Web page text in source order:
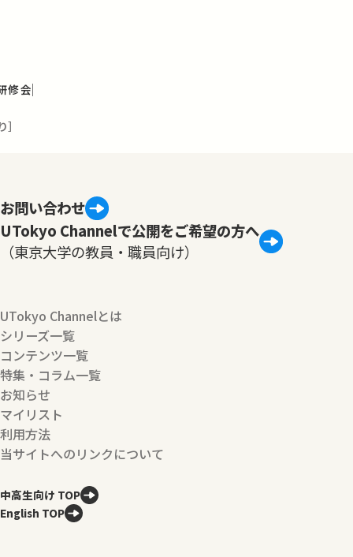
修会
お問い合わせ
UTokyo Channelで公開をご希望の方へ
（東京大学の教員・職員向け）
UTokyo Channelとは
シリーズ一覧
コンテンツ一覧
特集・コラム一覧
お知らせ
マイリスト
利用方法
当サイトへのリンクについて
中高生向け TOP
English TOP